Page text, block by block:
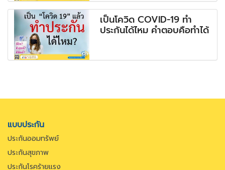
เป็นโควิด COVID-19 ทำ
ประกันได้ไหม คำตอบคือทำได้
แบบประกัน
ประกันออมทรัพย์
ประกันสุขภาพ
ประกันโรคร้ายแรง